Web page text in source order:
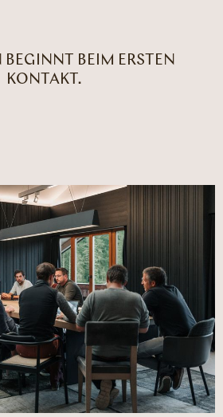
BEGINNT BEIM ERSTEN
KONTAKT.